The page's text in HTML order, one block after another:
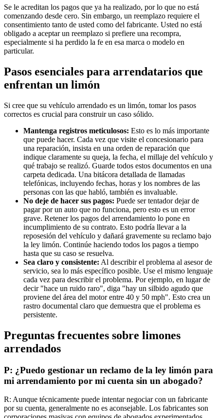
Se le acreditan los pagos que ya ha realizado, por lo que no está
comenzando desde cero. Sin embargo, un reemplazo requiere el
consentimiento tanto de usted como del fabricante. Usted no está
obligado a aceptar un reemplazo si prefiere una recompra,
especialmente si ha perdido la fe en esa marca o modelo en
particular.
Pasos esenciales para arrendatarios que
enfrentan un limón
Si cree que su vehículo arrendado es un limón, tomar los pasos
correctos es crucial para construir un caso sólido.
Mantenga registros meticulosos: Esto es lo más importante
que puede hacer. Cada vez que visite el concesionario para
una reparación, insista en una orden de reparación que
indique claramente su queja, la fecha, el millaje del vehículo y
qué trabajo se realizó. Guarde todos estos documentos en una
carpeta dedicada. Una bitácora detallada de llamadas
telefónicas, incluyendo fechas, horas y los nombres de las
personas con las que habló, también es invaluable.
No deje de hacer sus pagos: Puede ser tentador dejar de
pagar por un auto que no funciona, pero esto es un error
grave. Retener los pagos del arrendamiento lo pone en
incumplimiento de su contrato. Esto podría llevar a la
reposesión del vehículo y dañará gravemente su reclamo bajo
la ley limón. Continúe haciendo todos los pagos a tiempo
hasta que su caso se resuelva.
Sea claro y consistente: Al describir el problema al asesor de
servicio, sea lo más específico posible. Use el mismo lenguaje
cada vez para describir el problema. Por ejemplo, en lugar de
decir "hace un ruido raro", diga "hay un silbido agudo que
proviene del área del motor entre 40 y 50 mph". Esto crea un
rastro documental claro que demuestra que el problema es
persistente.
Preguntas frecuentes sobre limones
arrendados
P: ¿Puedo gestionar un reclamo de la ley limón para
mi arrendamiento por mi cuenta sin un abogado?
R: Aunque técnicamente puede intentar negociar con un fabricante
por su cuenta, generalmente no es aconsejable. Los fabricantes son